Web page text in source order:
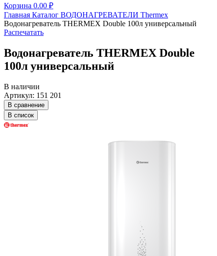
Корзина 0.00 ₽
Главная Каталог ВОДОНАГРЕВАТЕЛИ Thermex
Водонагреватель THERMEX Double 100л универсальный
Распечатать
Водонагреватель THERMEX Double
100л универсальный
В наличии
Артикул: 151 201
В сравнение
В список